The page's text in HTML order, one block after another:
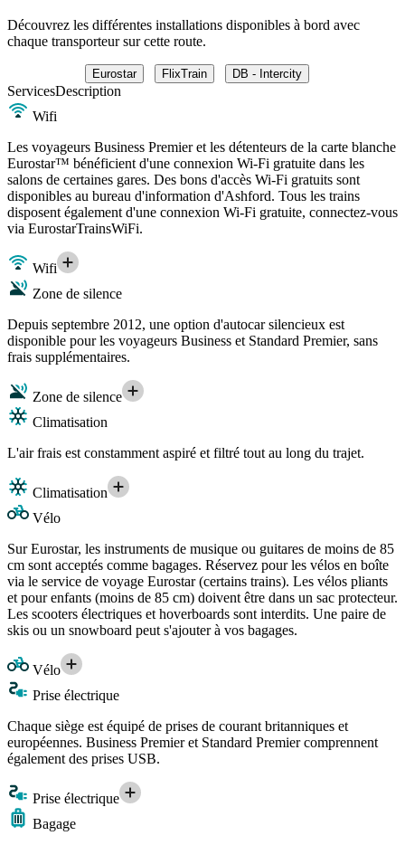
Découvrez les différentes installations disponibles à bord avec
chaque transporteur sur cette route.
Eurostar FlixTrain DB - Intercity
ServicesDescription
Wifi
Les voyageurs Business Premier et les détenteurs de la carte blanche
Eurostar™ bénéficient d'une connexion Wi-Fi gratuite dans les
salons de certaines gares. Des bons d'accès Wi-Fi gratuits sont
disponibles au bureau d'information d'Ashford. Tous les trains
disposent également d'une connexion Wi-Fi gratuite, connectez-vous
via EurostarTrainsWiFi.
Wifi
Zone de silence
Depuis septembre 2012, une option d'autocar silencieux est
disponible pour les voyageurs Business et Standard Premier, sans
frais supplémentaires.
Zone de silence
Climatisation
L'air frais est constamment aspiré et filtré tout au long du trajet.
Climatisation
Vélo
Sur Eurostar, les instruments de musique ou guitares de moins de 85
cm sont acceptés comme bagages. Réservez pour les vélos en boîte
via le service de voyage Eurostar (certains trains). Les vélos pliants
et pour enfants (moins de 85 cm) doivent être dans un sac protecteur.
Les scooters électriques et hoverboards sont interdits. Une paire de
skis ou un snowboard peut s'ajouter à vos bagages.
Vélo
Prise électrique
Chaque siège est équipé de prises de courant britanniques et
européennes. Business Premier et Standard Premier comprennent
également des prises USB.
Prise électrique
Bagage